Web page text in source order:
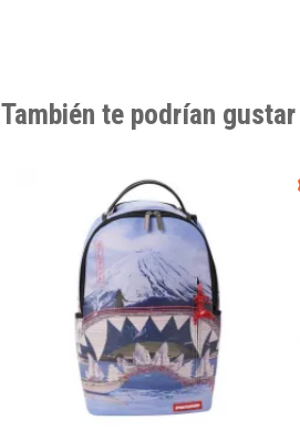
También te podrían gustar